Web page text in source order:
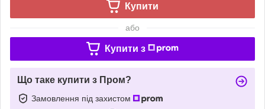
Купити
або
Купити з
Що таке купити з Пром?
Замовлення під захистом